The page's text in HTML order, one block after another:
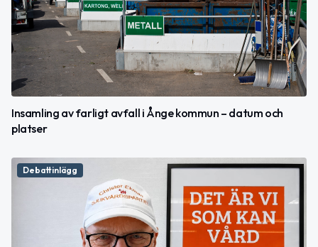
Insamling av farligt avfall i Ånge kommun – datum och
platser
Debattinlägg